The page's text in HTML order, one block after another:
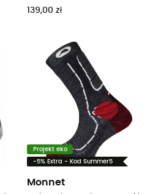
139,00 zł
Projekt eko
-5% Extra - Kod Summer5
Monnet